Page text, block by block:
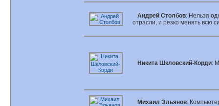
Андрей Столбов: Нельзя
отрасли, и резко менять всю
Никита Шкловский-Корди:
Михаил Эльянов: